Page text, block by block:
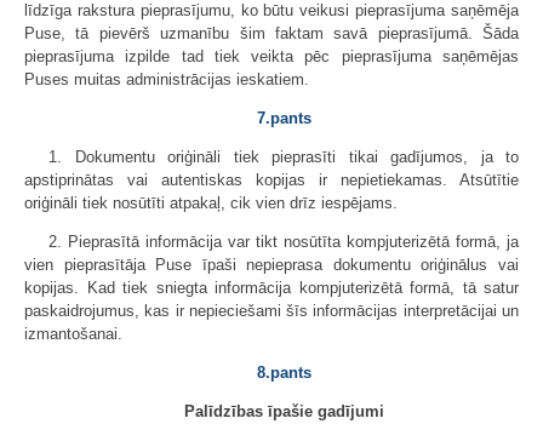
līdzīga rakstura pieprasījumu, ko būtu veikusi pieprasījuma saņēmēja
Puse, tā pievērš uzmanību šim faktam savā pieprasījumā. Šāda
pieprasījuma izpilde tad tiek veikta pēc pieprasījuma saņēmējas
Puses muitas administrācijas ieskatiem.
7.pants
1. Dokumentu oriģināli tiek pieprasīti tikai gadījumos, ja to
apstiprinātas vai autentiskas kopijas ir nepietiekamas. Atsūtītie
oriģināli tiek nosūtīti atpakaļ, cik vien drīz iespējams.
2. Pieprasītā informācija var tikt nosūtīta kompjuterizētā formā, ja
vien pieprasītāja Puse īpaši nepieprasa dokumentu oriģinālus vai
kopijas. Kad tiek sniegta informācija kompjuterizētā formā, tā satur
paskaidrojumus, kas ir nepieciešami šīs informācijas interpretācijai un
izmantošanai.
8.pants
Palīdzības īpašie gadījumi